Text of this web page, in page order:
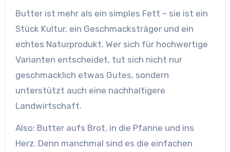
Butter ist mehr als ein simples Fett – sie ist ein
Stück Kultur, ein Geschmacksträger und ein
echtes Naturprodukt. Wer sich für hochwertige
Varianten entscheidet, tut sich nicht nur
geschmacklich etwas Gutes, sondern
unterstützt auch eine nachhaltigere
Landwirtschaft.
Also: Butter aufs Brot, in die Pfanne und ins
Herz. Denn manchmal sind es die einfachen